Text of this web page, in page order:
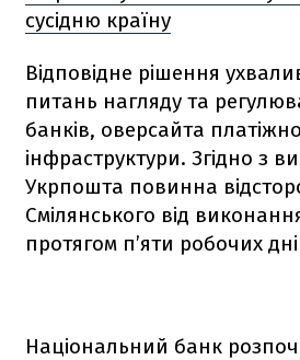
сусідню країну
Відповідне рішення
питань нагляду та
банків, оверсайта
інфраструктури. Згідно з
Укрпошта повинна
Смілянського від
протягом п’яти робочих
Національний банк